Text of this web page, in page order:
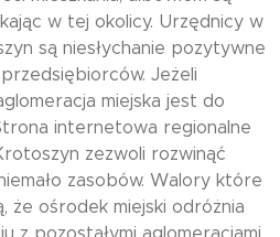
w tej okolicy. Urzędnicy w
są niesłychanie pozytywne
Jeżeli
miejska jest do
internetowa regionalne
zezwoli rozwinąć
zasobów. Walory które
że ośrodek miejski odróżnia